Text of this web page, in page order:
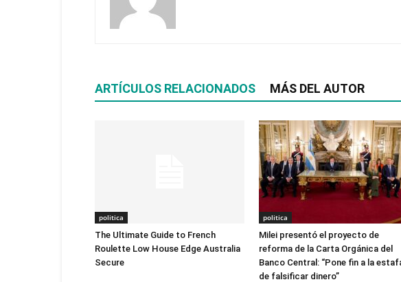
ARTÍCULOS RELACIONADOS MÁS DEL AUTOR
politica
The Ultimate Guide to French
Roulette Low House Edge Australia
Secure
politica
Milei presentó el proyecto de
reforma de la Carta Orgánica del
Banco Central: “Pone fin a la
de falsificar dinero”